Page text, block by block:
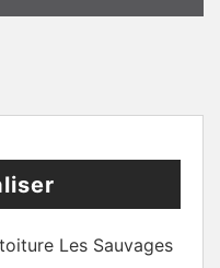
Les Sauvages